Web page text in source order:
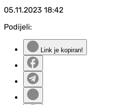
05.11.2023 18:42
Podijeli:
Link je kopiran!